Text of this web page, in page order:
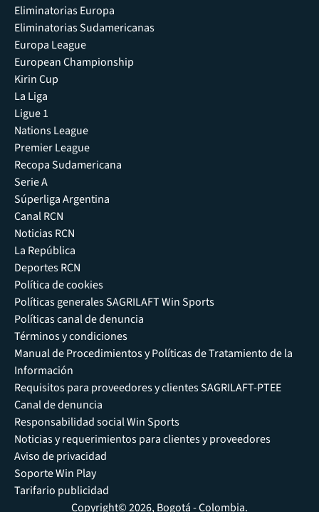
Eliminatorias Europa
Eliminatorias Sudamericanas
Europa League
European Championship
Kirin Cup
La Liga
Ligue 1
Nations League
Premier League
Recopa Sudamericana
Serie A
Súperliga Argentina
Canal RCN
Noticias RCN
La República
Deportes RCN
Política de cookies
Políticas generales SAGRILAFT Win Sports
Políticas canal de denuncia
Términos y condiciones
Manual de Procedimientos y Políticas de Tratamiento de la
Información
Requisitos para proveedores y clientes SAGRILAFT-PTEE
Canal de denuncia
Responsabilidad social Win Sports
Noticias y requerimientos para clientes y proveedores
Aviso de privacidad
Soporte Win Play
Tarifario publicidad
Copyright© 2026, Bogotá - Colombia.